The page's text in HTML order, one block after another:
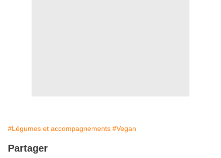
#Légumes et accompagnements #Vegan
Partager